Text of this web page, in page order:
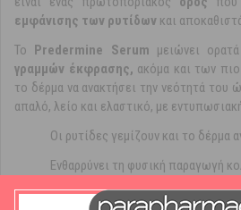
εμφάνισης των ρυτίδων και
Το Predermine Serum μειώνει
γραμμών έκφρασης, ακόμα και των πιο
το δέρμα να ανακτήσει την νεότητά του
απαλό, λείο και ελαστικό, με
Οι ρυτίδες γεμίζουν και το δέρμα
Ενθαρρύνει τη φυσική παραγωγή
Αυξάνει την σφριγηλότητα